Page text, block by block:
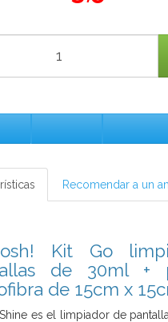
Recomendar a un
Kit Go
de 30ml +
de 15cm x
es el limpiador de